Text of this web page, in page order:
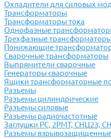
Охладители для силовых
Трансформаторы
Трансформаторы тока
Однофазные
Трехфазные
Понижающие
Сварочные трансформаторы
Выпрямители сварочные
Генераторы сварочные
Ящики трансформаторные
Разъемы
Разъемы цилиндрические
Разъемы силовые
Разъемы радиочастотные
Заглушки РС, 2РМТ, СНЦ23,
Разъемы